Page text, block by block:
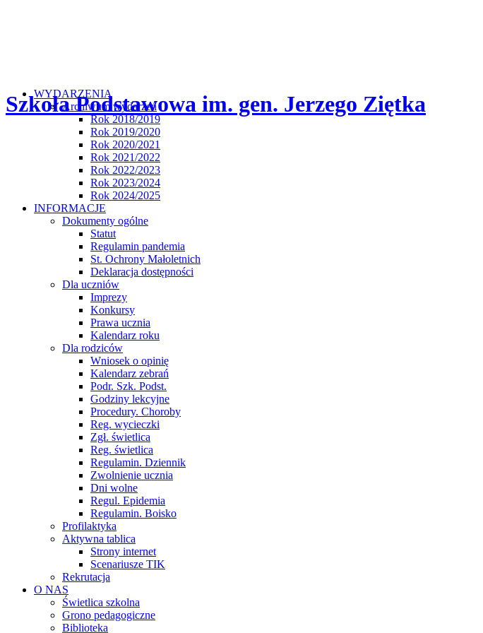
Szkoła Podstawowa im. gen. Jerzego Ziętka
WYDARZENIA
Archiwum wydarzeń
Rok 2018/2019
Rok 2019/2020
Rok 2020/2021
Rok 2021/2022
Rok 2022/2023
Rok 2023/2024
Rok 2024/2025
INFORMACJE
Dokumenty ogólne
Statut
Regulamin pandemia
St. Ochrony Małoletnich
Deklaracja dostępności
Dla uczniów
Imprezy
Konkursy
Prawa ucznia
Kalendarz roku
Dla rodziców
Wniosek o opinię
Kalendarz zebrań
Podr. Szk. Podst.
Godziny lekcyjne
Procedury. Choroby
Reg. wycieczki
Zgł. świetlica
Reg. świetlica
Regulamin. Dziennik
Zwolnienie ucznia
Dni wolne
Regul. Epidemia
Regulamin. Boisko
Profilaktyka
Aktywna tablica
Strony internet
Scenariusze TIK
Rekrutacja
O NAS
Świetlica szkolna
Grono pedagogiczne
Biblioteka